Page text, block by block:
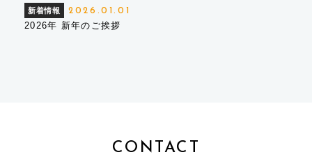
新着情報 2026.01.01
2026年 新年のご挨拶
CONTACT